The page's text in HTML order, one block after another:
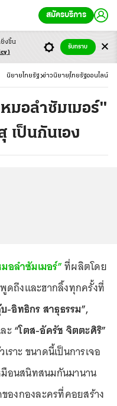
สมัครบริการ
นิยายไทยรัฐ ข่าวนิยาย ไทยรัฐออนไลน์
มอลำซัมเมอร์"
เป็นกันเอง
อลำซัมเมอร์”ที่ผลิตโดย
ดถึงและฮากลิ้งทุกครั้งที่
-อิทธิกร สาธุธรรม”,
ะ“โตส-อัครัช จิตตะศิริ”
ราะ ขนาดนี้เป็นการเจอ
อนสนิทสนมกันมานาน
ของกองละครที่คอยสร้าง
ยิ่งขึ้น
รับทราบ